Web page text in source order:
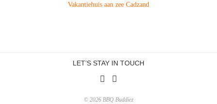
Vakantiehuis aan zee Cadzand
LET’S STAY IN TOUCH
© 2026 BBQ Buddiez